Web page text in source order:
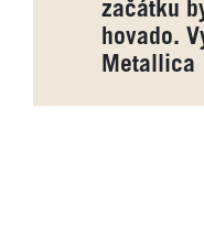
začátku
hovado.
Metallica